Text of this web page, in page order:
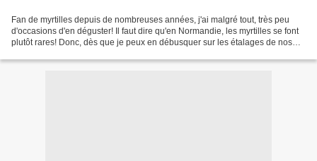
Fan de myrtilles depuis de nombreuses années, j'ai malgré tout, très peu
d'occasions d'en déguster! Il faut dire qu'en Normandie, les myrtilles se font
plutôt rares! Donc, dès que je peux en débusquer sur les étalages de nos